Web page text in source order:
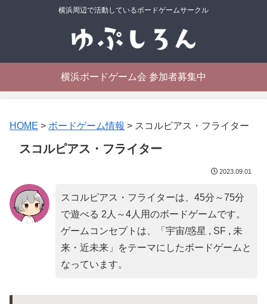
横浜周辺で活動しているボードゲームサークル
横浜ボードゲーム会 参加者募集中
HOME > ボードゲーム情報 > スコルピアス・フライター
スコルピアス・フライター
2023.09.01
スコルピアス・フライターは、45分～75分
で遊べる 2人～4人用のボードゲームです。
ゲームコンセプトは、「 宇宙/惑星 , SF , 未
来・近未来」をテーマにしたボードゲームと
なっています。